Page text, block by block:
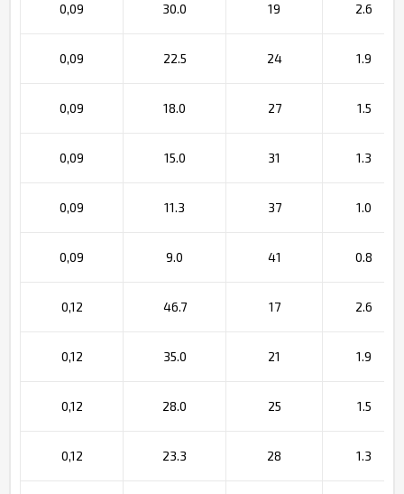
0,09 30.0 19 2.6
0,09 22.5 24 1.9
0,09 18.0 27 1.5
0,09 15.0 31 1.3
0,09 11.3 37 1.0
0,09 9.0 41 0.8
0,12 46.7 17 2.6
0,12 35.0 21 1.9
0,12 28.0 25 1.5
0,12 23.3 28 1.3